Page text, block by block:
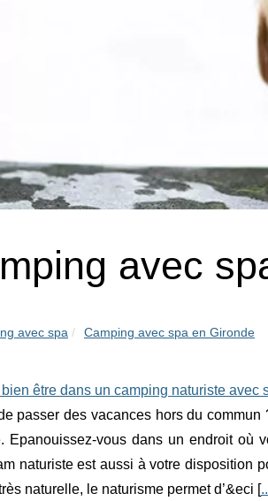
avec
avec spa Camping avec spa en Gironde
être dans un camping naturiste avec
passer des vacances hors du
Epanouissez-vous dans un endroit où
naturiste est aussi à votre disposition
naturelle, le naturisme permet d’&eci [